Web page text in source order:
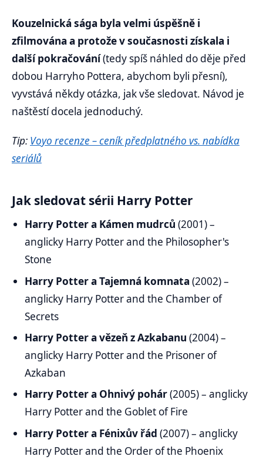
Kouzelnická sága byla velmi úspěšně i
zfilmována a protože v současnosti získala i
další pokračování(tedy spíš náhled do děje před
dobou Harryho Pottera, abychom byli přesní),
vyvstává někdy otázka, jak vše sledovat. Návod je
naštěstí docela jednoduchý.
Tip: Voyo recenze – ceník předplatného vs. nabídka
seriálů
Jak sledovat sérii Harry Potter
Harry Potter a Kámen mudrců (2001) –
anglicky Harry Potter and the Philosopher's
Stone
Harry Potter a Tajemná komnata(2002) –
anglicky Harry Potter and the Chamber of
Secrets
Harry Potter a vězeň z Azkabanu (2004) –
anglicky Harry Potter and the Prisoner of
Azkaban
Harry Potter a Ohnivý pohár(2005) – anglicky
Harry Potter and the Goblet of Fire
Harry Potter a Fénixův řád (2007) – anglicky
Harry Potter and the Order of the Phoenix